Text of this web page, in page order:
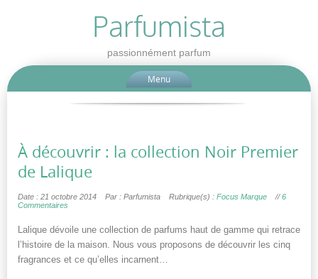
Parfumista
passionnément parfum
Menu
À découvrir : la collection Noir Premier
de Lalique
Date : 21 octobre 2014 Par : Parfumista Rubrique(s) : Focus Marque //6
Commentaires
Lalique dévoile une collection de parfums haut de gamme qui retrace
l’histoire de la maison. Nous vous proposons de découvrir les cinq
fragrances et ce qu’elles incarnent…